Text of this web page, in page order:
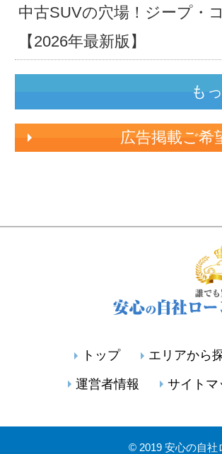
中古SUVの穴場！ジープ・
【2026年最新版】
も
広告掲載ご希
トップ エリアから
運営者情報 サイトマ
© 2019 安心の自